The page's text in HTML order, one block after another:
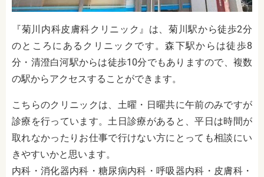
『菊川内科皮膚科クリニック』は、菊川駅から徒歩2分
のところにあるクリニックです。森下駅からは徒歩8
分・清澄白河駅からは徒歩10分でもありますので、複数
の駅からアクセスすることができます。
こちらのクリニックは、土曜・日曜共に午前のみですが
診療を行っています。土日診療があると、平日は時間が
取れなかったりお仕事で行けない方にとっても相談にい
きやすいかと思います。
内科・消化器内科・糖尿病内科・呼吸器内科・皮膚科・